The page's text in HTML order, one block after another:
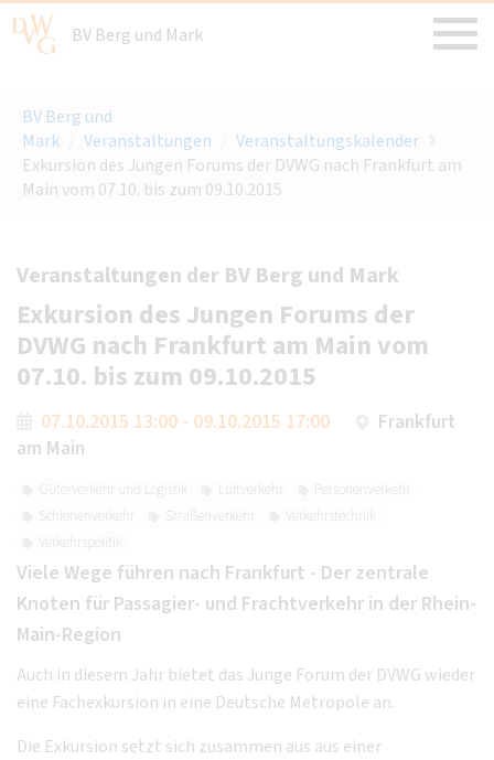
BV Berg und Mark
BV Berg und
Mark
Veranstaltungen
Veranstaltungskalender
Exkursion des Jungen Forums der DVWG nach Frankfurt am
Main vom 07.10. bis zum 09.10.2015
Veranstaltungen der BV Berg und Mark
Exkursion des Jungen Forums der
DVWG nach Frankfurt am Main vom
07.10. bis zum 09.10.2015
07.10.2015 13:00 - 09.10.2015 17:00
Frankfurt
am Main
Güterverkehr und Logistik Luftverkehr
Personenverkehr
Schienenverkehr
Straßenverkehr
Verkehrstechnik
Verkehrspolitik
Viele Wege führen nach Frankfurt - Der zentrale
Knoten für Passagier- und Frachtverkehr in der Rhein-
Main-Region
Auch in diesem Jahr bietet das Junge Forum der DVWG wieder
eine Fachexkursion in eine Deutsche Metropole an.
Die Exkursion setzt sich zusammen aus aus einer